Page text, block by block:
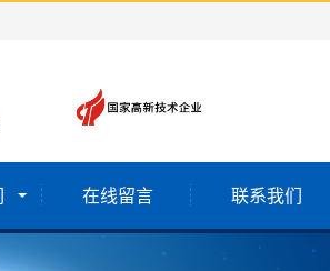
在线留言 联系我们